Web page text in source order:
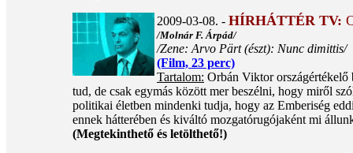
2009-03-08. - HÍRHÁTTÉR TV:
/Molnár F. Árpád/
/Zene: Arvo Pärt (észt): Nunc dimittis/
(Film, 23 perc)
Tartalom: Orbán Viktor
tud, de csak egymás között mer beszélni, hogy miről
politikai életben mindenki tudja, hogy az Emberiség
ennek hátterében és kiváltó mozgatórugójaként mi
(Megtekinthető és letölthető!)